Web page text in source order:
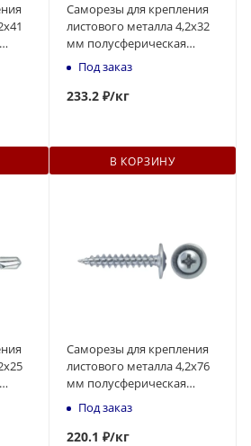
Саморезы для крепления
листового металла 4,2х32
мм полусферическая
головка, наконечник -
сверло
Под заказ
233.2 ₽/кг
В КОРЗИНУ
Саморезы для крепления
листового металла 4,2x76
мм полусферическая
головка, острый
наконечник
Под заказ
220.1 ₽/кг